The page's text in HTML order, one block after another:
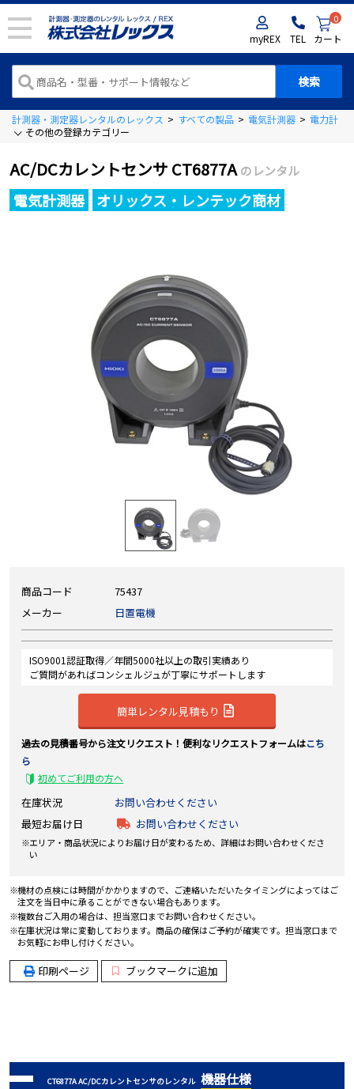
myREX TEL
0
カート
計測器・測定器レンタルのレックス > すべての製品 > 電気計測器 > 電力計
その他の登録カテゴリー
AC/DCカレントセンサ CT6877A のレンタル
電気計測器 オリックス・レンテック商材
商品コード
75437
メーカー
日置電機
ISO9001認証取得／年間5000社以上の取引実績あり
ご質問があればコンシェルジュが丁寧にサポートします
簡単レンタル見積もり
過去の見積番号から注文リクエスト！便利なリクエストフォームはこち
ら
初めてご利用の方へ
在庫状況
お問い合わせください
最短お届け日
お問い合わせください
エリア・商品状況によりお届け日が変わるため、詳細はお問い合わせくださ
い
機材の点検には時間がかかりますので、ご連絡いただいたタイミングによってはご
注文を当日中に承ることができない場合もあります。
複数台ご入用の場合は、担当窓口までお問い合わせください。
在庫状況は常に変動しております。商品の確保はご予約が確実です。担当窓口まで
お気軽にお申し付けください。
印刷ページ ブックマークに追加
CT6877A AC/DCカレントセンサのレンタル 機器仕様